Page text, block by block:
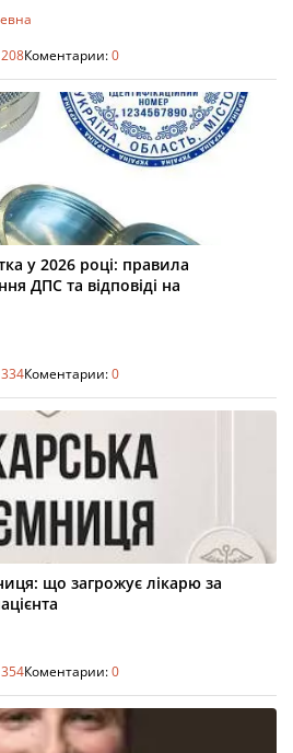
208Коментарии:0
у 2026 році: правила
ДПС та відповіді на
334Коментарии:0
що загрожує лікарю за
354Коментарии:0